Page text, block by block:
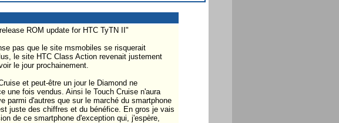
ROM update for HTC TyTN II"
pas que le site msmobiles se risquerait
le site HTC Class Action revenait justement
le jour prochainement.
et peut-être un jour le Diamond ne
une fois vendus. Ainsi le Touch Cruise n'aura
parmi d'autres que sur le marché du smartphone
juste des chiffres et du bénéfice. En gros je vais
de ce smartphone d'exception qui, j'espère,